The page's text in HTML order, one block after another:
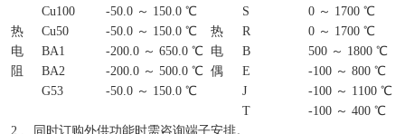
热
电
阻
热
电
偶
Cu100
-50.0 ～ 150.0 ℃ S
0 ～ 1700 ℃
Cu50
-50.0 ～ 150.0 ℃ R
0 ～ 1700 ℃
BA1
-200.0 ～ 650.0 ℃ B
500 ～ 1800 ℃
BA2
-200.0 ～ 500.0 ℃ E
-100 ～ 800 ℃
G53
-50.0 ～ 150.0 ℃ J
-100 ～ 1100 ℃
T
-100 ～ 400 ℃
2 、同时订购外供功能时需咨询端子安排。